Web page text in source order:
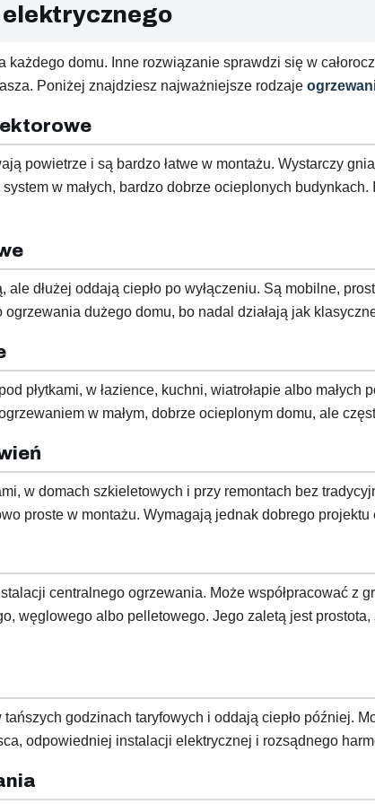
elektrycznego
domu. Inne rozwiązanie sprawdzi się w
Poniżej znajdziesz najważniejsze rodzaje
powietrze i są bardzo łatwe w montażu. Wystarczy
w małych, bardzo dobrze ocieplonych
dłużej oddają ciepło po wyłączeniu. Są mobilne,
dużego domu, bo nadal działają jak
płytkami, w łazience, kuchni, wiatrołapie albo
w małym, dobrze ocieplonym domu, ale
w domach szkieletowych i przy remontach bez
proste w montażu. Wymagają jednak dobrego
centralnego ogrzewania. Może współpracować z
węglowego albo pelletowego. Jego zaletą jest
godzinach taryfowych i oddają ciepło później.
odpowiedniej instalacji elektrycznej i rozsądnego